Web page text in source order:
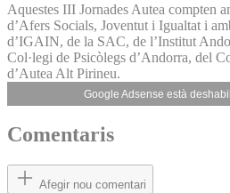
Aquestes III Jornades Autea compten
d’Afers Socials, Joventut i Igualtat i
d’IGAIN, de la SAC, de l’Institut
Col·legi de Psicòlegs d’Andorra, del
d’Autea Alt Pirineu.
Google Adsense està
Comentaris
Afegir nou comentari